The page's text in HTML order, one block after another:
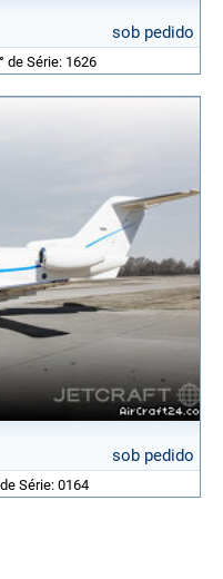
sob pedido
de Série: 1626
sob pedido
Série: 0164